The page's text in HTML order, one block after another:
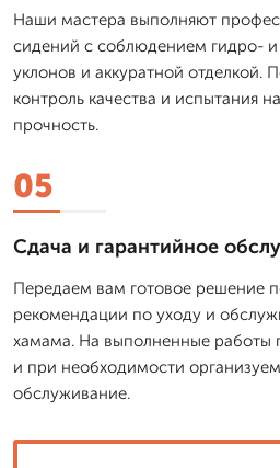
Наши мастера выполняют
сидений с соблюдением гидро-
уклонов и аккуратной
контроль качества и испытания
прочность.
05
Сдача и гарантийное
Передаем вам готовое решение
рекомендации по уходу и
хамама. На выполненные работы
и при необходимости
обслуживание.